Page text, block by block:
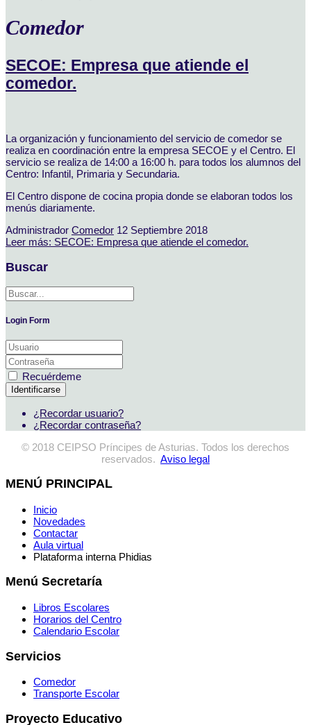
Comedor
SECOE: Empresa que atiende el
comedor.
La organización y funcionamiento del servicio de comedor se
realiza en coordinación entre la empresa SECOE y el Centro. El
servicio se realiza de 14:00 a 16:00 h. para todos los alumnos del
Centro: Infantil, Primaria y Secundaria.
El Centro dispone de cocina propia donde se elaboran todos los
menús diariamente.
Administrador Comedor 12 Septiembre 2018
Leer más: SECOE: Empresa que atiende el comedor.
Buscar
Login Form
Recuérdeme
Identificarse
¿Recordar usuario?
¿Recordar contraseña?
© 2018 CEIPSO Príncipes de Asturias. Todos los derechos
reservados. Aviso legal
MENÚ PRINCIPAL
Inicio
Novedades
Contactar
Aula virtual
Plataforma interna Phidias
Menú Secretaría
Libros Escolares
Horarios del Centro
Calendario Escolar
Servicios
Comedor
Transporte Escolar
Proyecto Educativo